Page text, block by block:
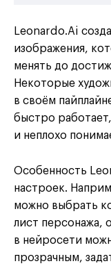
Leonardo.Ai
изображения,
менять до
Некоторые
в своём
быстро
и неплохо
Особенность
настроек.
можно выбрать
лист персонажа,
в нейросети
прозрачным,